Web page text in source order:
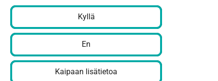
Kyllä
En
Kaipaan lisätietoa